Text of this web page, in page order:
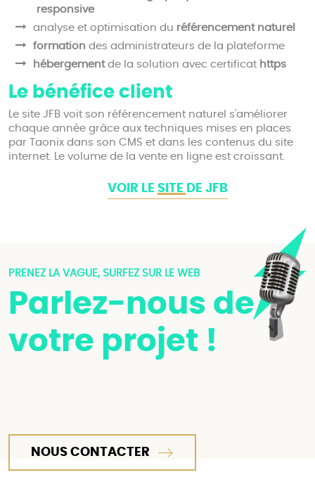
responsive
analyse et optimisation du référencement naturel
formation des administrateurs de la plateforme
hébergementde la solution avec certificat https
Le bénéfice client
Le site JFB voit son référencement naturel s'améliorer
chaque année grâce aux techniques mises en places
par Taonix dans son CMS et dans les contenus du site
internet. Le volume de la vente en ligne est croissant.
VOIR LE SITE DE JFB
PRENEZ LA VAGUE, SURFEZ SUR LE WEB
Parlez-nous de
votre projet !
NOUS CONTACTER